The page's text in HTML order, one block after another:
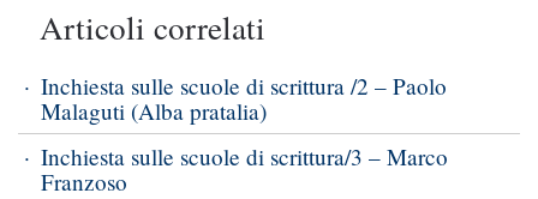
Articoli correlati
Inchiesta sulle scuole di scrittura /2 – Paolo
Malaguti (Alba pratalia)
Inchiesta sulle scuole di scrittura/3 – Marco
Franzoso